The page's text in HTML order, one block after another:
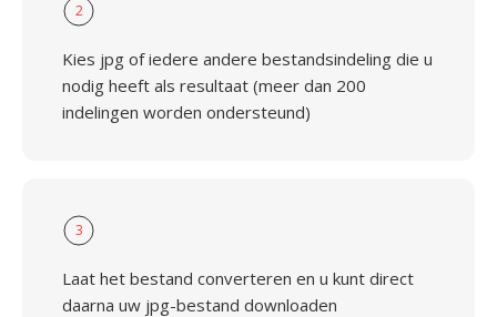
2
Kies jpg of iedere andere bestandsindeling die u
nodig heeft als resultaat (meer dan 200
indelingen worden ondersteund)
3
Laat het bestand converteren en u kunt direct
daarna uw jpg-bestand downloaden